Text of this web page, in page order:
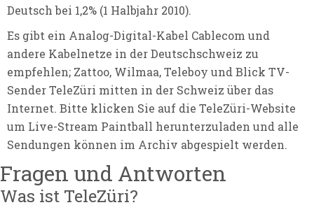
Deutsch bei 1,2% (1 Halbjahr 2010).
Es gibt ein Analog-Digital-Kabel Cablecom und
andere Kabelnetze in der Deutschschweiz zu
empfehlen; Zattoo, Wilmaa, Teleboy und Blick TV-
Sender TeleZüri mitten in der Schweiz über das
Internet. Bitte klicken Sie auf die TeleZüri-Website
um Live-Stream Paintball herunterzuladen und alle
Sendungen können im Archiv abgespielt werden.
Fragen und Antworten
Was ist TeleZüri?